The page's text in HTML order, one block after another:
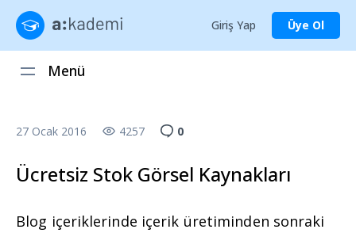
Giriş Yap Üye Ol
Menü
27 Ocak 2016 4257 0
Ücretsiz Stok Görsel Kaynakları
Blog içeriklerinde içerik üretiminden sonraki